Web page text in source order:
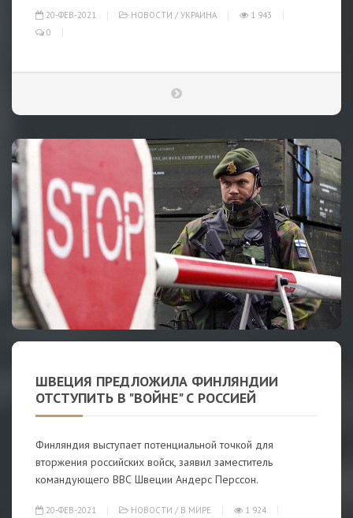
20-ФЕВ-2021 НОВОСТИ / УКРАИНА
1 943
0
ШВЕЦИЯ ПРЕДЛОЖИЛА ФИНЛЯНДИИ
ОТСТУПИТЬ В "ВОЙНЕ" С РОССИЕЙ
Финляндия выступает потенциальной точкой для
вторжения российских войск, заявил заместитель
командующего ВВС Швеции Андерс Перссон.
20-ФЕВ-2021 НОВОСТИ / В МИРЕ 1 924